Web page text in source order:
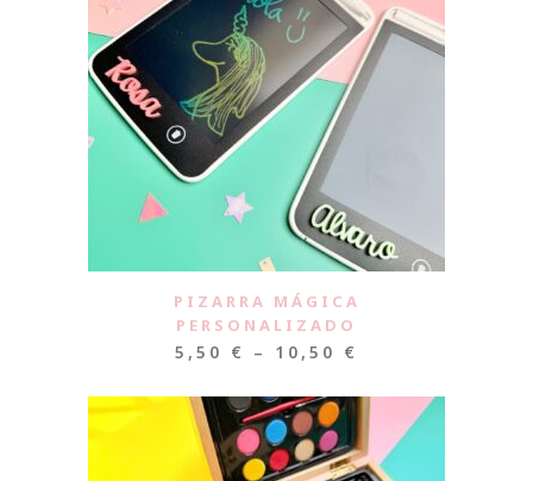
PIZARRA MÁGICA
PERSONALIZADO
5,50 € – 10,50 €